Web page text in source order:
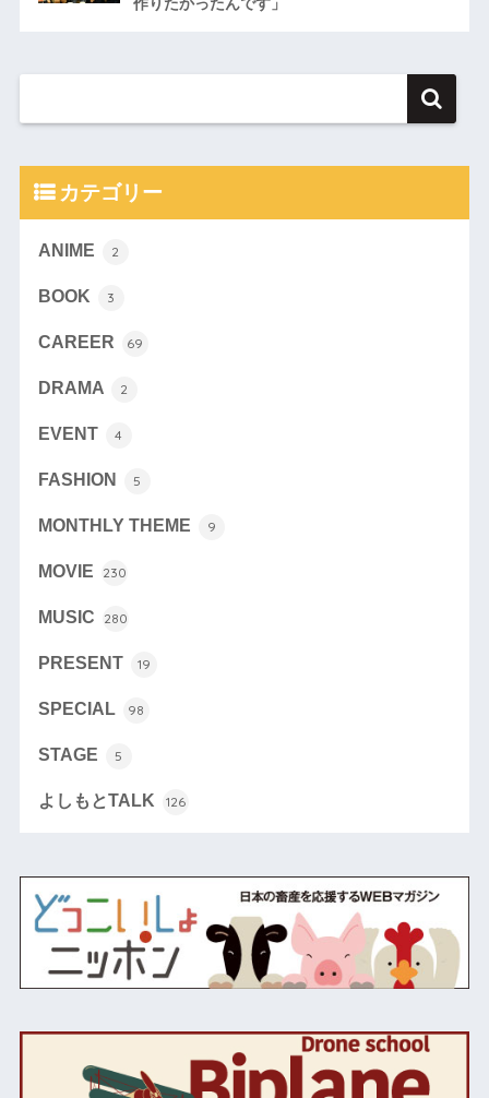
カテゴリー
ANIME 2
BOOK 3
CAREER 69
DRAMA 2
EVENT 4
FASHION 5
MONTHLY THEME 9
MOVIE 230
MUSIC 280
PRESENT 19
SPECIAL 98
STAGE 5
よしもとTALK 126